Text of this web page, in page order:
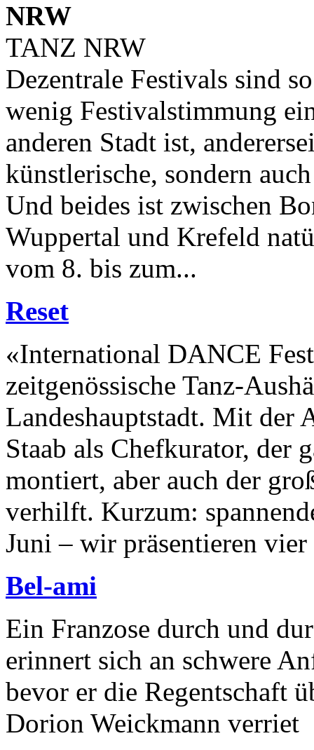
NRW
TANZ NRW
Dezentrale Festivals sind
wenig Festivalstimmung
anderen Stadt ist,
künstlerische, sondern
Und beides ist zwischen
Wuppertal und Krefeld
vom 8. bis zum...
Reset
«International DANCE
zeitgenössische Tanz-
Landeshauptstadt. Mit der
Staab als Chefkurator, der
montiert, aber auch der
verhilft. Kurzum:
Juni – wir präsentieren
Bel-ami
Ein Franzose durch und
erinnert sich an schwere
bevor er die Regentschaft
Dorion Weickmann verriet